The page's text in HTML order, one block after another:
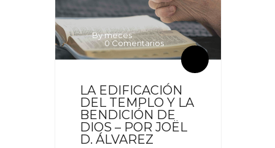
By meces
0 Comentarios
LA EDIFICACIÓN
DEL TEMPLO Y LA
BENDICIÓN DE
DIOS – POR JOËL
D. ÁLVAREZ